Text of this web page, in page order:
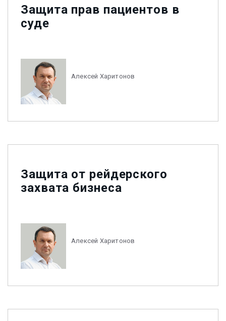
Защита прав пациентов в
суде
Алексей Харитонов
Защита от рейдерского
захвата бизнеса
Алексей Харитонов